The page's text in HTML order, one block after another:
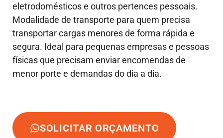
eletrodomésticos e outros pertences pessoais.
Modalidade de transporte para quem precisa
transportar cargas menores de forma rápida e
segura. Ideal para pequenas empresas e pessoas
físicas que precisam enviar encomendas de
menor porte e demandas do dia a dia.
SOLICITAR ORÇAMENTO